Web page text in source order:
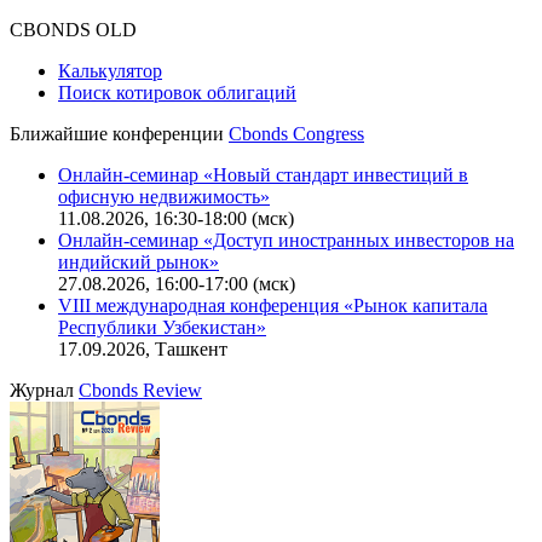
CBONDS OLD
Калькулятор
Поиск котировок облигаций
Ближайшие конференции Cbonds Congress
Онлайн-семинар «Новый стандарт инвестиций в
офисную недвижимость»
11.08.2026, 16:30-18:00 (мск)
Онлайн-семинар «Доступ иностранных инвесторов на
индийский рынок»
27.08.2026, 16:00-17:00 (мск)
VIII международная конференция «Рынок капитала
Республики Узбекистан»
17.09.2026, Ташкент
Журнал Cbonds Review